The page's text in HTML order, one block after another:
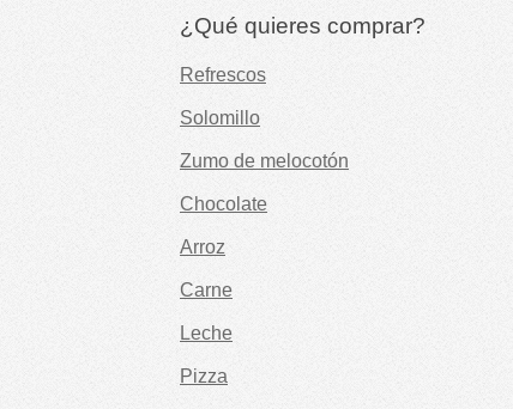
¿Qué quieres comprar?
Refrescos
Solomillo
Zumo de melocotón
Chocolate
Arroz
Carne
Leche
Pizza